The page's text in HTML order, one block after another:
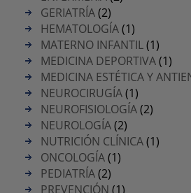
GERIATRÍA(2)
HEMATOLOGÍA(1)
MATERNO INFANTIL(1)
MEDICINA DEPORTIVA(1)
MEDICINA ESTÉTICA Y
NEUROCIRUGÍA(1)
NEUROFISIOLOGÍA(2)
NEUROLOGÍA(2)
NUTRICIÓN CLÍNICA(1)
ONCOLOGÍA(1)
PEDIATRÍA(2)
PREVENCIÓN (1)